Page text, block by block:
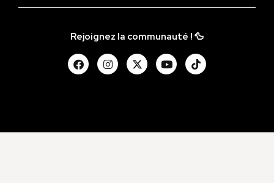
Rejoignez la communauté ! 🦆